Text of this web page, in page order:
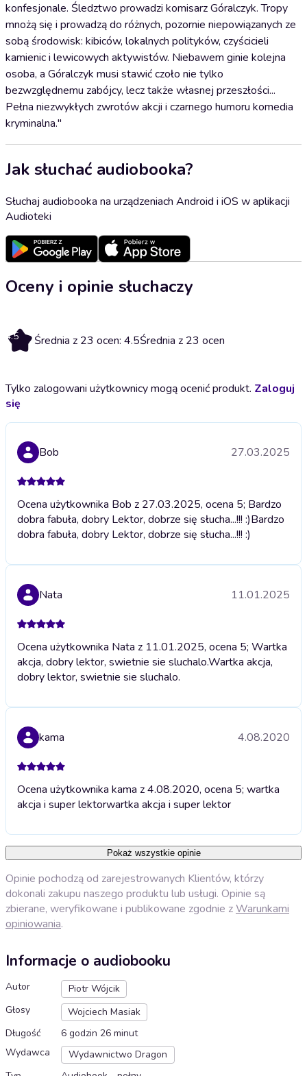
konfesjonale. Śledztwo prowadzi komisarz Góralczyk. Tropy
mnożą się i prowadzą do różnych, pozornie niepowiązanych ze
sobą środowisk: kibiców, lokalnych polityków, czyścicieli
kamienic i lewicowych aktywistów. Niebawem ginie kolejna
osoba, a Góralczyk musi stawić czoło nie tylko
bezwzględnemu zabójcy, lecz także własnej przeszłości...
Pełna niezwykłych zwrotów akcji i czarnego humoru komedia
kryminalna."
Jak słuchać audiobooka?
Słuchaj audiobooka na urządzeniach Android i iOS w aplikacji
Audioteki
Oceny i opinie słuchaczy
4.5 Średnia z 23 ocen: 4.5Średnia z 23 ocen
Tylko zalogowani użytkownicy mogą ocenić produkt. Zaloguj
się
Bob 27.03.2025
Ocena użytkownika Bob z 27.03.2025, ocena 5; Bardzo
dobra fabuła, dobry Lektor, dobrze się słucha...!!! :)Bardzo
dobra fabuła, dobry Lektor, dobrze się słucha...!!! :)
Nata 11.01.2025
Ocena użytkownika Nata z 11.01.2025, ocena 5; Wartka
akcja, dobry lektor, swietnie sie sluchalo.Wartka akcja,
dobry lektor, swietnie sie sluchalo.
kama 4.08.2020
Ocena użytkownika kama z 4.08.2020, ocena 5; wartka
akcja i super lektorwartka akcja i super lektor
Pokaż wszystkie opinie
Opinie pochodzą od zarejestrowanych Klientów, którzy
dokonali zakupu naszego produktu lub usługi. Opinie są
zbierane, weryfikowane i publikowane zgodnie zWarunkami
opiniowania.
Informacje o audiobooku
Autor
Piotr Wójcik
Głosy
Wojciech Masiak
Długość
6 godzin 26 minut
Wydawca
Wydawnictwo Dragon